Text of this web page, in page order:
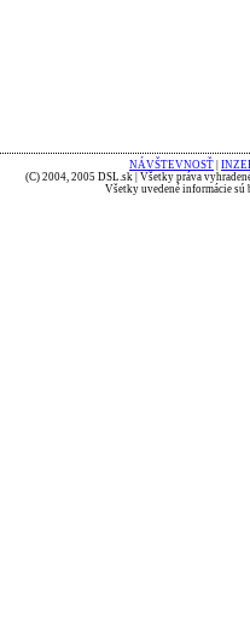
NÁVŠTEVNOSŤ
(C) 2004, 2005 DSL.sk | Všetky práva
Všetky uvedené informácie sú